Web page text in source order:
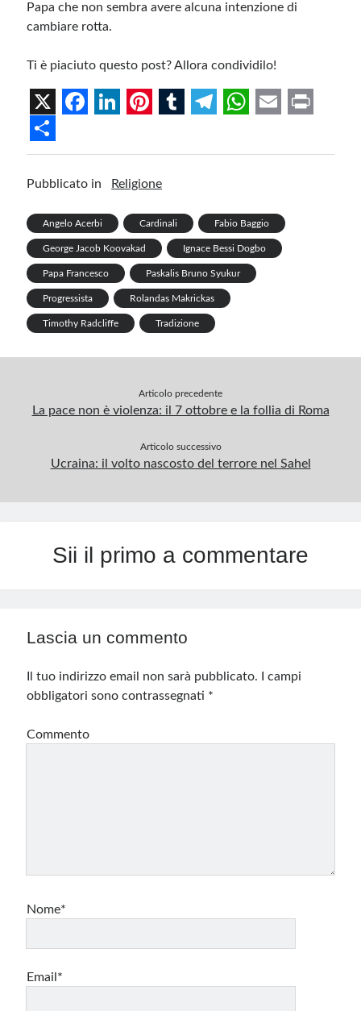
Papa che non sembra avere alcuna intenzione di
cambiare rotta.
Ti è piaciuto questo post? Allora condividilo!
X
a
c
b
o
o
k
i
n
e
d
I
n
i
n
e
r
e
s
t
u
m
l
r
e
g
r
a
m
h
s
A
p
p
m
l
r
S
h
r
e
Pubblicato in Religione
Angelo Acerbi Cardinali Fabio Baggio
George Jacob Koovakad Ignace Bessi Dogbo
Papa Francesco Paskalis Bruno Syukur
Progressista Rolandas Makrickas
Timothy Radcliffe Tradizione
Articolo precedente
La pace non è violenza: il 7 ottobre e la follia di Roma
Articolo successivo
Ucraina: il volto nascosto del terrore nel Sahel
Sii il primo a commentare
Lascia un commento
Il tuo indirizzo email non sarà pubblicato.
I campi
obbligatori sono contrassegnati *
Commento
Nome*
Email*